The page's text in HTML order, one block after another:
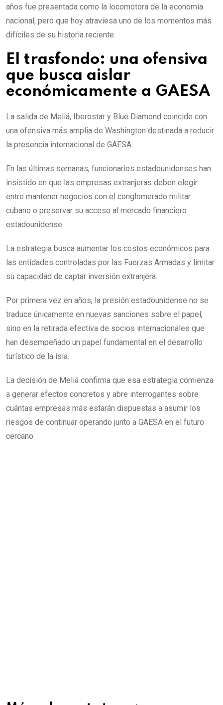
años fue presentada como la locomotora de la economía
nacional, pero que hoy atraviesa uno de los momentos más
difíciles de su historia reciente.
El trasfondo: una ofensiva
que busca aislar
económicamente a GAESA
La salida de Meliá, Iberostar y Blue Diamond coincide con
una ofensiva más amplia de Washington destinada a reducir
la presencia internacional de GAESA.
En las últimas semanas, funcionarios estadounidenses han
insistido en que las empresas extranjeras deben elegir
entre mantener negocios con el conglomerado militar
cubano o preservar su acceso al mercado financiero
estadounidense.
La estrategia busca aumentar los costos económicos para
las entidades controladas por las Fuerzas Armadas y limitar
su capacidad de captar inversión extranjera.
Por primera vez en años, la presión estadounidense no se
traduce únicamente en nuevas sanciones sobre el papel,
sino en la retirada efectiva de socios internacionales que
han desempeñado un papel fundamental en el desarrollo
turístico de la isla.
La decisión de Meliá confirma que esa estrategia comienza
a generar efectos concretos y abre interrogantes sobre
cuántas empresas más estarán dispuestas a asumir los
riesgos de continuar operando junto a GAESA en el futuro
cercano.